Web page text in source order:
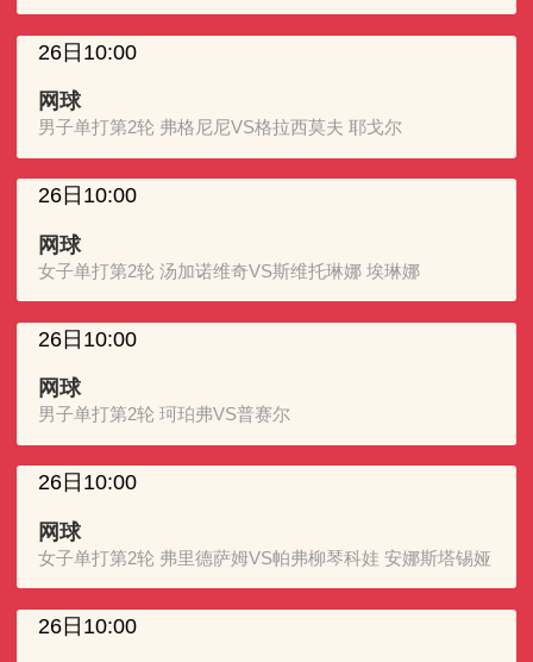
26日10:00
网球
男子单打第2轮 弗格尼尼VS格拉西莫夫 耶戈尔
26日10:00
网球
女子单打第2轮 汤加诺维奇VS斯维托琳娜 埃琳娜
26日10:00
网球
男子单打第2轮 珂珀弗VS普赛尔
26日10:00
网球
女子单打第2轮 弗里德萨姆VS帕弗柳琴科娃 安娜斯塔锡娅
26日10:00